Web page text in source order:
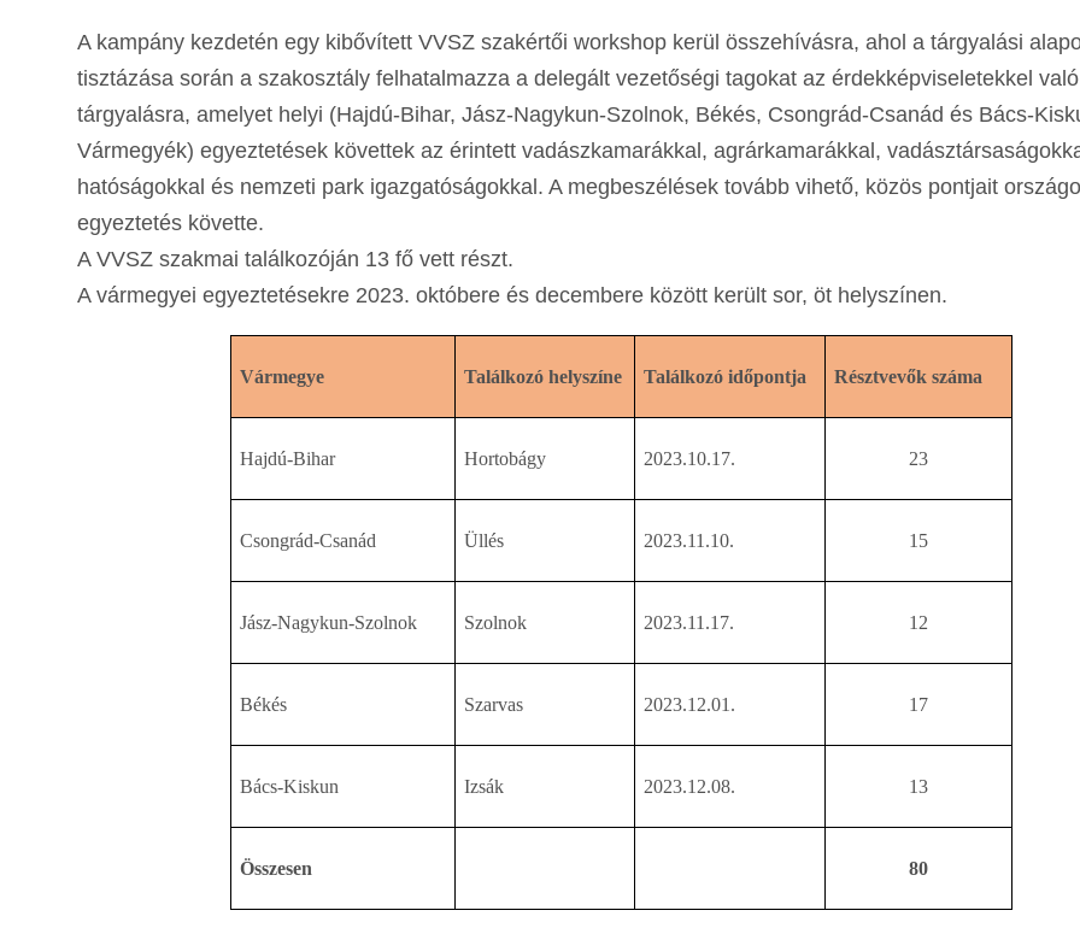
A kampány kezdetén egy kibővített VVSZ szakértői workshop kerül összehívásra, ahol a tárgyalási
tisztázása során a szakosztály felhatalmazza a delegált vezetőségi tagokat az érdekképviseletekkel való
tárgyalásra, amelyet helyi (Hajdú-Bihar, Jász-Nagykun-Szolnok, Békés, Csongrád-Csanád és Bács-
Vármegyék) egyeztetések követtek az érintett vadászkamarákkal, agrárkamarákkal,
hatóságokkal és nemzeti park igazgatóságokkal. A megbeszélések tovább vihető, közös pontjait
egyeztetés követte.
A VVSZ szakmai találkozóján 13 fő vett részt.
A vármegyei egyeztetésekre 2023. októbere és decembere között került sor, öt helyszínen.
Vármegye Találkozó helyszíne Találkozó időpontja Résztvevők száma
Hajdú-Bihar Hortobágy 2023.10.17. 23
Csongrád-Csanád Üllés 2023.11.10. 15
Jász-Nagykun-Szolnok Szolnok 2023.11.17. 12
Békés Szarvas 2023.12.01. 17
Bács-Kiskun Izsák 2023.12.08. 13
Összesen 80